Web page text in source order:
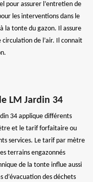
pour assurer l’entretien de
les interventions dans le
la tonte du gazon. Il assure
circulation de l’air. Il connait
LM Jardin 34
34 applique différents
et le tarif forfaitaire ou
services. Le tarif par mètre
terrains engazonnés
de la tonte influe aussi
des déchets